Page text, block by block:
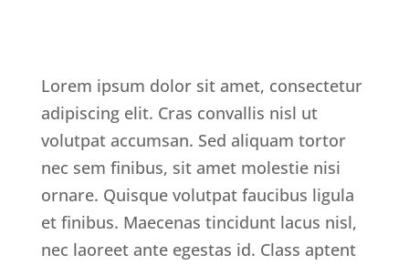
Lorem ipsum dolor sit amet, consectetur
adipiscing elit. Cras convallis nisl ut
volutpat accumsan. Sed aliquam tortor
nec sem finibus, sit amet molestie nisi
ornare. Quisque volutpat faucibus ligula
et finibus. Maecenas tincidunt lacus nisl,
nec laoreet ante egestas id. Class aptent